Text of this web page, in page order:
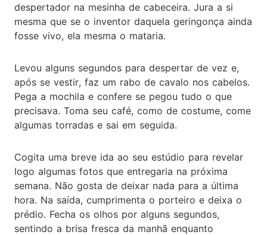
despertador na mesinha de cabeceira. Jura a si
mesma que se o inventor daquela geringonça ainda
fosse vivo, ela mesma o mataria.
Levou alguns segundos para despertar de vez e,
após se vestir, faz um rabo de cavalo nos cabelos.
Pega a mochila e confere se pegou tudo o que
precisava. Toma seu café, como de costume, come
algumas torradas e sai em seguida.
Cogita uma breve ida ao seu estúdio para revelar
logo algumas fotos que entregaria na próxima
semana. Não gosta de deixar nada para a última
hora. Na saída, cumprimenta o porteiro e deixa o
prédio. Fecha os olhos por alguns segundos,
sentindo a brisa fresca da manhã enquanto